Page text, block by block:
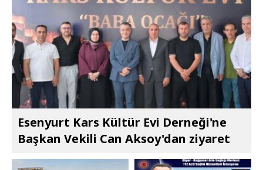
Esenyurt Kars Kültür Evi Derneği'ne
Başkan Vekili Can Aksoy'dan ziyaret